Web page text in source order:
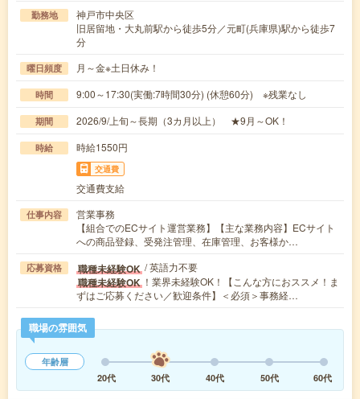
勤務地
神戸市中央区
旧居留地・大丸前駅から徒歩5分／元町(兵庫県)駅から徒歩7
分
曜日頻度 月～金※土日休み！
時間 9:00～17:30(実働:7時間30分) (休憩60分) ※残業なし
期間 2026/9/上旬～長期（3カ月以上） ★9月～OK！
時給 時給1550円
交通費
交通費支給
仕事内容
営業事務
【組合でのECサイト運営業務】【主な業務内容】ECサイト
への商品登録、受発注管理、在庫管理、お客様か…
応募資格 職種未経験OK / 英語力不要
職種未経験OK ！業界未経験OK！【こんな方におススメ！ま
ずはご応募ください／歓迎条件】＜必須＞事務経…
職場の雰囲気
年齢層
20代
30代 40代 50代 60代